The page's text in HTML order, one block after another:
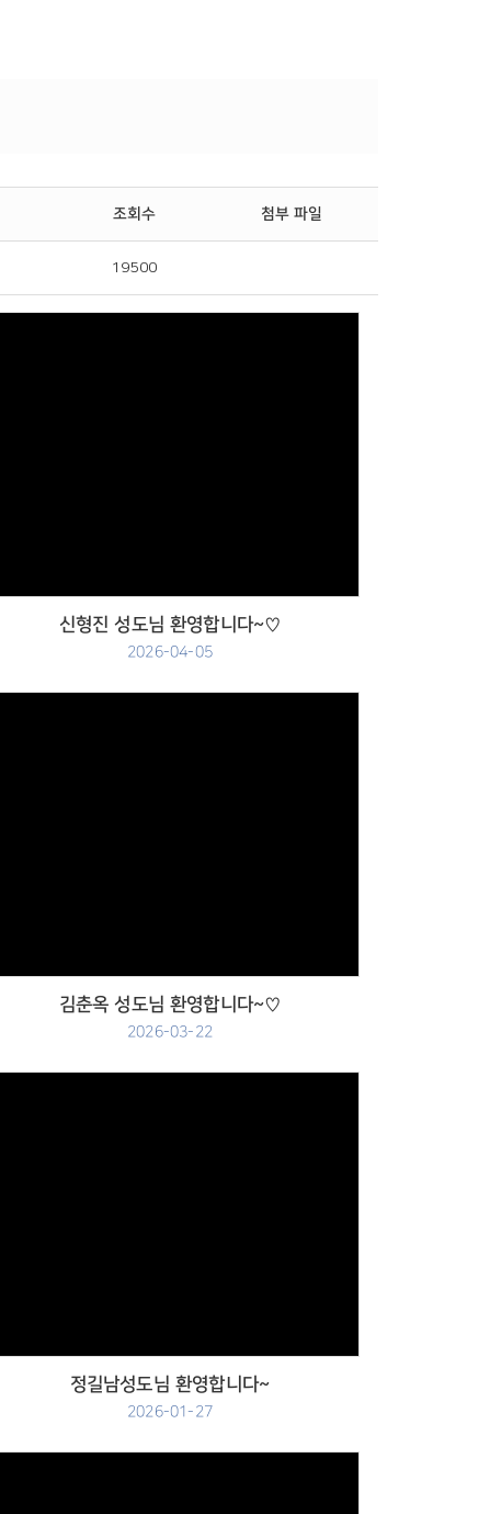
조회수 첨부 파일
19500
신형진 성도님 환영합니다~♡
2026-04-05
김춘옥 성도님 환영합니다~♡
2026-03-22
정길남성도님 환영합니다~
2026-01-27